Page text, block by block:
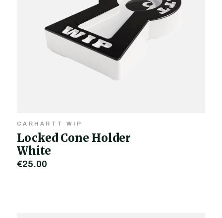
CARHARTT WIP
Locked Cone Holder
White
€25,00